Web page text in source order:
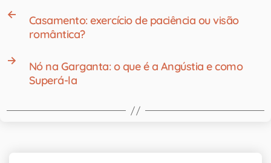
←
Casamento: exercício de paciência ou visão
romântica?
→
Nó na Garganta: o que é a Angústia e como
Superá-la